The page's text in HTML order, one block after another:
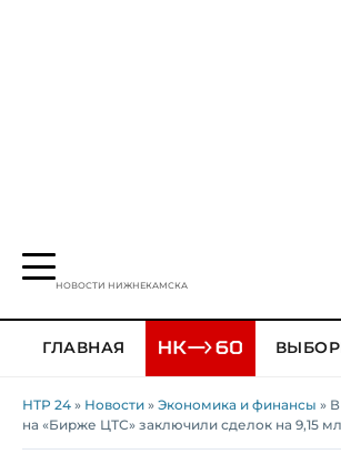
НОВОСТИ НИЖНЕКАМСКА
ГЛАВНАЯ
НТР 24 » Новости » Экономика и финансы »
на «Бирже ЦТС» заключили сделок на 9,15